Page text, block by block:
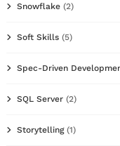
Snowflake (2)
Soft Skills (5)
Spec-Driven
SQL Server (2)
Storytelling(1)